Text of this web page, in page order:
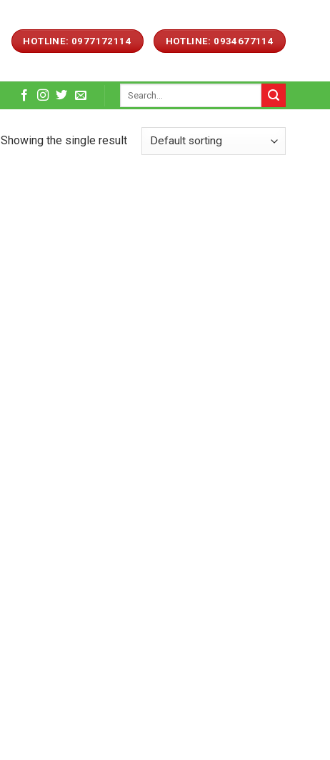
HOTLINE: 0977172114 HOTLINE: 0934677114
Showing the single result